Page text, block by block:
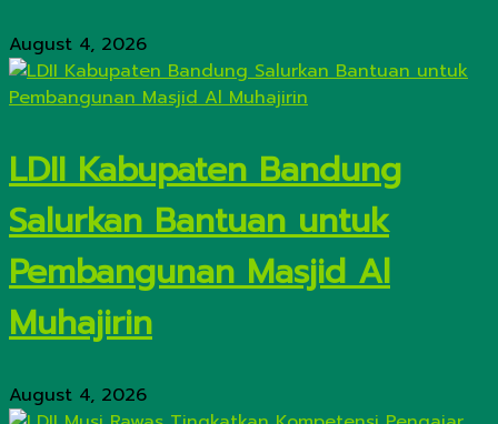
August 4, 2026
LDII Kabupaten Bandung
Salurkan Bantuan untuk
Pembangunan Masjid Al
Muhajirin
August 4, 2026